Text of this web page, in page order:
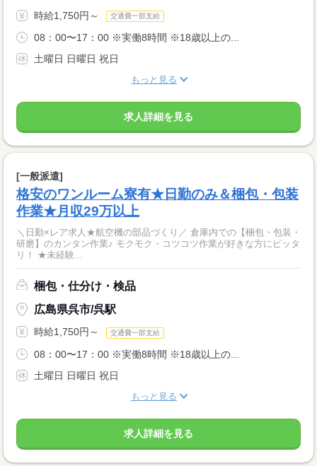
時給1,750円～ 交通費一部支給
08：00〜17：00 ※実働8時間 ※18歳以上の...
土曜日 日曜日 祝日
もっと見る
求人詳細を見る
[一般派遣]
格安のワンルーム寮有★日勤のみ＆梱包・包装
作業★月収29万以上
＼日勤×レア求人★航空機の部品づくり／ 倉庫内での【梱包・包装・
研磨】のカンタン作業♪ モクモク・コツコツ作業が好きな方にピッタ
リ！ ★未経験...
梱包・仕分け・検品
広島県呉市/呉駅
時給1,750円～ 交通費一部支給
08：00〜17：00 ※実働8時間 ※18歳以上の...
土曜日 日曜日 祝日
もっと見る
求人詳細を見る